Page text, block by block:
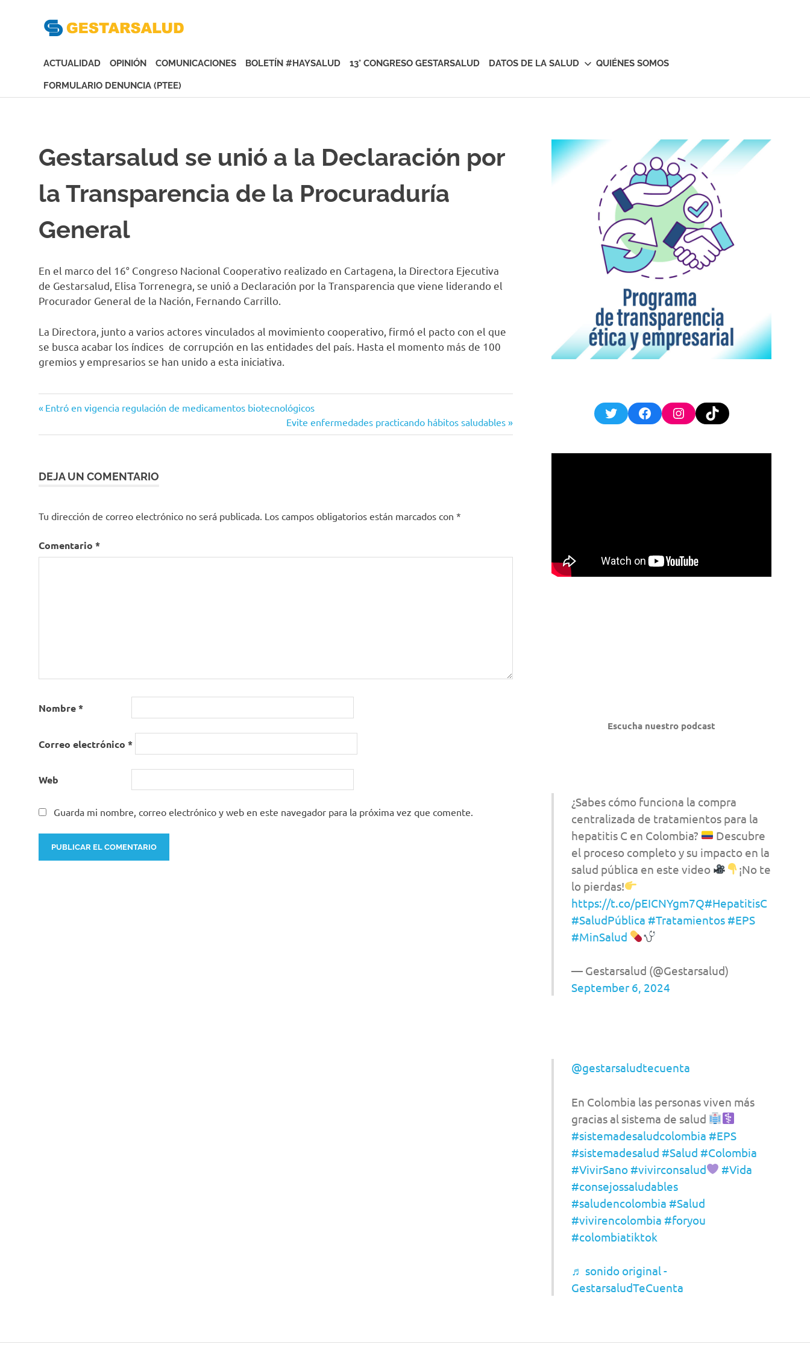
de
Gestoras
del
Salud
ACTUALIDAD OPINIÓN COMUNICACIONES BOLETÍN #HAYSALUD 13° CONGRESO GESTARSALUD DATOS DE LA SALUD QUIÉNES SOMOS
FORMULARIO DENUNCIA (PTEE)
Gestarsalud se unió a la Declaración por
la Transparencia de la Procuraduría
General
En el marco del 16° Congreso Nacional Cooperativo realizado en Cartagena, la Directora Ejecutiva
de Gestarsalud, Elisa Torrenegra, se unió a Declaración por la Transparencia que viene liderando el
Procurador General de la Nación, Fernando Carrillo.
La Directora, junto a varios actores vinculados al movimiento cooperativo, firmó el pacto con el que
se busca acabar los índices de corrupción en las entidades del país. Hasta el momento más de 100
gremios y empresarios se han unido a esta iniciativa.
torrenegra
Gestarsalud
Navegación
de
Entrada
Entró en vigencia regulación de medicamentos biotecnológicos
Siguiente
entrada:
Evite enfermedades practicando hábitos saludables
DEJA UN COMENTARIO
Tu dirección de correo electrónico no será publicada. Los campos obligatorios están marcados con *
Comentario *
Nombre*
Correo electrónico *
Web
Guarda mi nombre, correo electrónico y web en este navegador para la próxima vez que comente.
TwitterFacebookInstagram
TikTok
Escucha nuestro podcast
¿Sabes cómo funciona la compra
centralizada de tratamientos para la
hepatitis C en Colombia?
Descubre
el proceso completo y su impacto en la
salud pública en este video
¡No te
lo pierdas!
https://t.co/pEICNYgm7Q#HepatitisC
#SaludPública #Tratamientos #EPS
#MinSalud
— Gestarsalud (@Gestarsalud)
September 6, 2024
@gestarsaludtecuenta
En Colombia las personas viven más
gracias al sistema de salud
#sistemadesaludcolombia #EPS
#sistemadesalud #Salud #Colombia
#VivirSano #vivirconsalud
#Vida
#consejossaludables
#saludencolombia #Salud
#vivirencolombia #foryou
#colombiatiktok
♬ sonido original -
GestarsaludTeCuenta